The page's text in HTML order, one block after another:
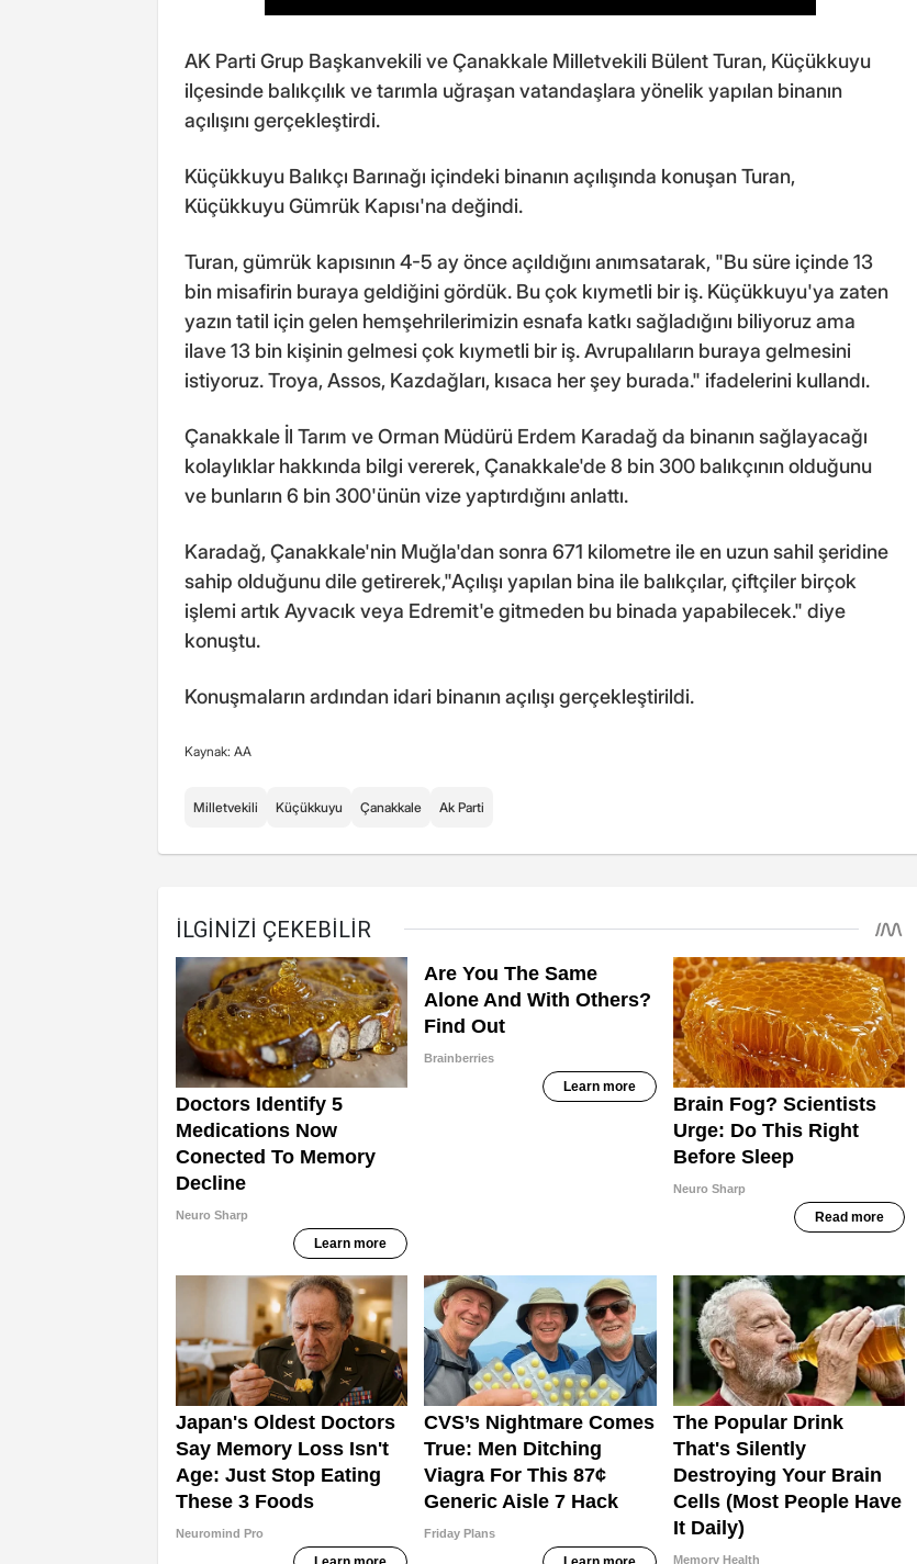
AK Parti Grup Başkanvekili ve Çanakkale Milletvekili Bülent Turan, Küçükkuyu
ilçesinde balıkçılık ve tarımla uğraşan vatandaşlara yönelik yapılan binanın
açılışını gerçekleştirdi.
Küçükkuyu Balıkçı Barınağı içindeki binanın açılışında konuşan Turan,
Küçükkuyu Gümrük Kapısı'na değindi.
Turan, gümrük kapısının 4-5 ay önce açıldığını anımsatarak, "Bu süre içinde 13
bin misafirin buraya geldiğini gördük. Bu çok kıymetli bir iş. Küçükkuyu'ya zaten
yazın tatil için gelen hemşehrilerimizin esnafa katkı sağladığını biliyoruz ama
ilave 13 bin kişinin gelmesi çok kıymetli bir iş. Avrupalıların buraya gelmesini
istiyoruz. Troya, Assos, Kazdağları, kısaca her şey burada." ifadelerini kullandı.
Çanakkale İl Tarım ve Orman Müdürü Erdem Karadağ da binanın sağlayacağı
kolaylıklar hakkında bilgi vererek, Çanakkale'de 8 bin 300 balıkçının olduğunu
ve bunların 6 bin 300'ünün vize yaptırdığını anlattı.
Karadağ, Çanakkale'nin Muğla'dan sonra 671 kilometre ile en uzun sahil şeridine
sahip olduğunu dile getirerek,"Açılışı yapılan bina ile balıkçılar, çiftçiler birçok
işlemi artık Ayvacık veya Edremit'e gitmeden bu binada yapabilecek." diye
konuştu.
Konuşmaların ardından idari binanın açılışı gerçekleştirildi.
Kaynak: AA
Milletvekili Küçükkuyu Çanakkale Ak Parti